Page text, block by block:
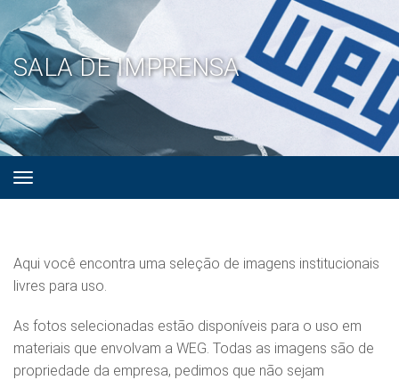
SALA DE IMPRENSA
Aqui você encontra uma seleção de imagens institucionais
livres para uso.
As fotos selecionadas estão disponíveis para o uso em
materiais que envolvam a WEG. Todas as imagens são de
propriedade da empresa, pedimos que não sejam